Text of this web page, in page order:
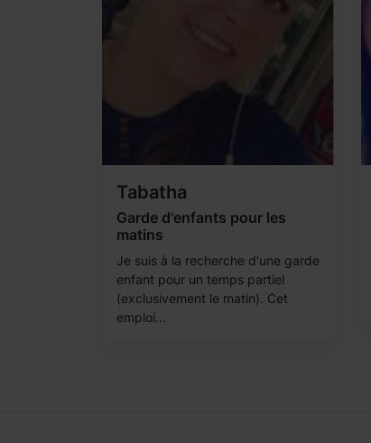
Tabatha
Garde d'enfants pour les
matins
Je suis à la recherche d'une garde
enfant pour un temps partiel
(exclusivement le matin). Cet
emploi...